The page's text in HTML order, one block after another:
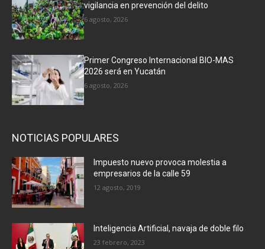
vigilancia en prevención del delito
6 agosto, 2026
Primer Congreso Internacional BIO-MAS
2026 será en Yucatán
6 agosto, 2026
NOTICIAS POPULARES
Impuesto nuevo provoca molestia a
empresarios de la calle 59
12 agosto, 2019
Inteligencia Artificial, navaja de doble filo
23 febrero, 2023